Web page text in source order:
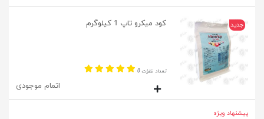
جدید کود میکرو تاپ 1 کیلوگرم
تعداد نظرات 0
اتمام موجودی
پیشنهاد ویژه